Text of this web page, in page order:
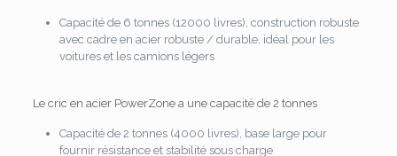
Capacité de 6 tonnes (12000 livres), construction robuste
avec cadre en acier robuste / durable, idéal pour les
voitures et les camions légers
Le cric en acier PowerZone a une capacité de 2 tonnes
Capacité de 2 tonnes (4000 livres), base large pour
fournir résistance et stabilité sous charge